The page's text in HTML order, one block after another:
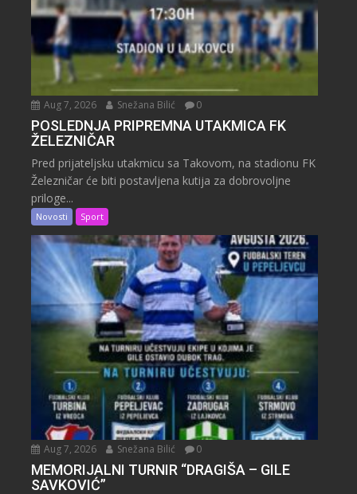
Aug 7, 2026 Snežana Bilić 0
POSLEDNJA PRIPREMNA UTAKMICA FK
ŽELEZNIČAR
Pred prijateljsku utakmicu sa Takovom, na stadionu FK
Železničar će biti postavljena kutija za dobrovoljne
priloge...
Novosti Sport
Aug 7, 2026 Snežana Bilić 0
MEMORIJALNI TURNIR “DRAGIŠA – GILE
SAVKOVIĆ”